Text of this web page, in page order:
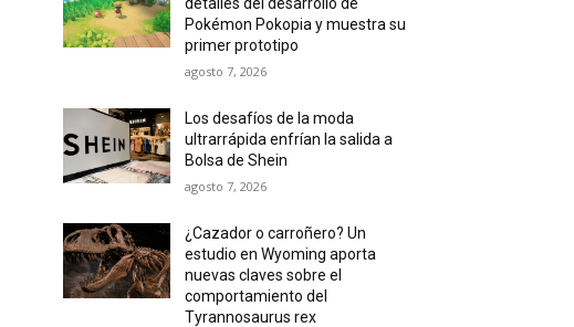
Pokémon Pokopia y muestra su
primer prototipo
agosto 7, 2026
Los desafíos de la moda
ultrarrápida enfrían la salida a
Bolsa de Shein
agosto 7, 2026
¿Cazador o carroñero? Un
estudio en Wyoming aporta
nuevas claves sobre el
comportamiento del
Tyrannosaurus rex